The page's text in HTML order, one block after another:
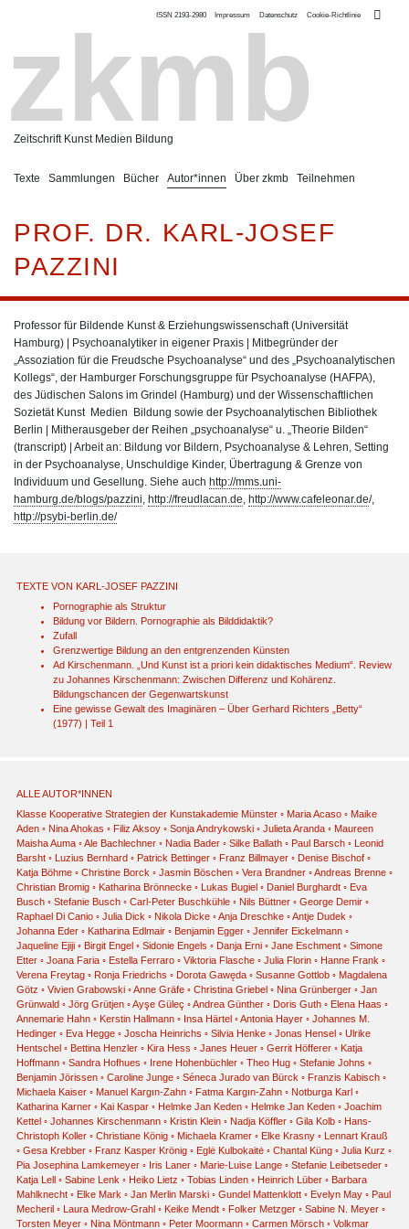
zkmb
Zeitschrift Kunst Medien Bildung
ISSN 2193-2980 Impressum Datenschutz Cookie-Richtlinie
Texte Sammlungen Bücher Autor*innen Über zkmb Teilnehmen
PROF. DR. KARL-JOSEF
PAZZINI
Professor für Bildende Kunst & Erziehungswissenschaft (Universität
Hamburg) | Psychoanalytiker in eigener Praxis | Mitbegründer der
„Assoziation für die Freudsche Psychoanalyse“ und des „Psychoanalytischen
Kollegs“, der Hamburger Forschungsgruppe für Psychoanalyse (HAFPA),
des Jüdischen Salons im Grindel (Hamburg) und der Wissenschaftlichen
Sozietät Kunst Medien Bildung sowie der Psychoanalytischen Bibliothek
Berlin | Mitherausgeber der Reihen „psychoanalyse“ u. „Theorie Bilden“
(transcript) | Arbeit an: Bildung vor Bildern, Psychoanalyse & Lehren, Setting
in der Psychoanalyse, Unschuldige Kinder, Übertragung & Grenze von
Individuum und Gesellung. Siehe auch http://mms.uni-
hamburg.de/blogs/pazzini, http://freudlacan.de, http://www.cafeleonar.de/,
http://psybi-berlin.de/
TEXTE VON KARL-JOSEF PAZZINI
Pornographie als Struktur
Bildung vor Bildern. Pornographie als Bilddidaktik?
Zufall
Grenzwertige Bildung an den entgrenzenden Künsten
Ad Kirschenmann. „Und Kunst ist a priori kein didaktisches Medium“. Review
zu Johannes Kirschenmann: Zwischen Differenz und Kohärenz.
Bildungschancen der Gegenwartskunst
Eine gewisse Gewalt des Imaginären – Über Gerhard Richters „Betty“
(1977) | Teil 1
ALLE AUTOR*INNEN
Klasse Kooperative Strategien der Kunstakademie Münster ◦ Maria Acaso ◦ Maike
Aden ◦ Nina Ahokas ◦ Filiz Aksoy ◦ Sonja Andrykowski ◦ Julieta Aranda ◦ Maureen
Maisha Auma ◦Ale Bachlechner ◦ Nadia Bader ◦ Silke Ballath ◦ Paul Barsch ◦ Leonid
Barsht ◦ Luzius Bernhard ◦ Patrick Bettinger ◦ Franz Billmayer ◦ Denise Bischof ◦
Katja Böhme ◦ Christine Borck ◦ Jasmin Böschen ◦ Vera Brandner ◦Andreas Brenne ◦
Christian Bromig ◦ Katharina Brönnecke ◦ Lukas Bugiel ◦ Daniel Burghardt ◦ Eva
Busch ◦ Stefanie Busch ◦ Carl-Peter Buschkühle ◦ Nils Büttner ◦ George Demir ◦
Raphael Di Canio ◦ Julia Dick ◦ Nikola Dicke ◦Anja Dreschke ◦Antje Dudek ◦
Johanna Eder ◦ Katharina Edlmair ◦ Benjamin Egger ◦ Jennifer Eickelmann ◦
Jaqueline Ejiji ◦ Birgit Engel ◦ Sidonie Engels ◦ Danja Erni ◦ Jane Eschment ◦ Simone
Etter ◦ Joana Faria ◦ Estella Ferraro ◦ Viktoria Flasche ◦ Julia Florin ◦ Hanne Frank ◦
Verena Freytag ◦ Ronja Friedrichs ◦ Dorota Gawęda ◦ Susanne Gottlob ◦ Magdalena
Götz ◦ Vivien Grabowski ◦Anne Gräfe ◦ Christina Griebel ◦ Nina Grünberger ◦ Jan
Grünwald ◦ Jörg Grütjen ◦Ayşe Güleç ◦Andrea Günther ◦ Doris Guth ◦ Elena Haas ◦
Annemarie Hahn ◦ Kerstin Hallmann ◦ Insa Härtel ◦Antonia Hayer ◦ Johannes M.
Hedinger ◦ Eva Hegge ◦ Joscha Heinrichs ◦ Silvia Henke ◦ Jonas Hensel ◦ Ulrike
Hentschel ◦ Bettina Henzler ◦ Kira Hess ◦ Janes Heuer ◦ Gerrit Höfferer ◦ Katja
Hoffmann ◦ Sandra Hofhues ◦ Irene Hohenbüchler ◦ Theo Hug ◦ Stefanie Johns ◦
Benjamin Jörissen ◦ Caroline Junge ◦ Séneca Jurado van Bürck ◦ Franzis Kabisch ◦
Michaela Kaiser ◦ Manuel Kargın-Zahn ◦ Fatma Kargın-Zahn ◦ Notburga Karl ◦
Katharina Karner ◦ Kai Kaspar ◦ Helmke Jan Keden ◦ Helmke Jan Keden ◦ Joachim
Kettel ◦ Johannes Kirschenmann ◦ Kristin Klein ◦ Nadja Köffler ◦ Gila Kolb ◦ Hans-
Christoph Koller ◦ Christiane König ◦ Michaela Kramer ◦ Elke Krasny ◦ Lennart Krauß
◦ Gesa Krebber ◦ Franz Kasper Krönig ◦ Eglė Kulbokaitė ◦ Chantal Küng ◦ Julia Kurz ◦
Pia Josephina Lamkemeyer ◦ Iris Laner ◦ Marie-Luise Lange ◦ Stefanie Leibetseder ◦
Katja Lell ◦ Sabine Lenk ◦ Heiko Lietz ◦ Tobias Linden ◦ Heinrich Lüber ◦ Barbara
Mahlknecht ◦ Elke Mark ◦ Jan Merlin Marski ◦ Gundel Mattenklott ◦ Evelyn May ◦ Paul
Mecheril ◦ Laura Medrow-Grahl ◦ Keike Mendt ◦ Folker Metzger ◦ Sabine N. Meyer ◦
Torsten Meyer ◦ Nina Möntmann ◦ Peter Moormann ◦ Carmen Mörsch ◦ Volkmar